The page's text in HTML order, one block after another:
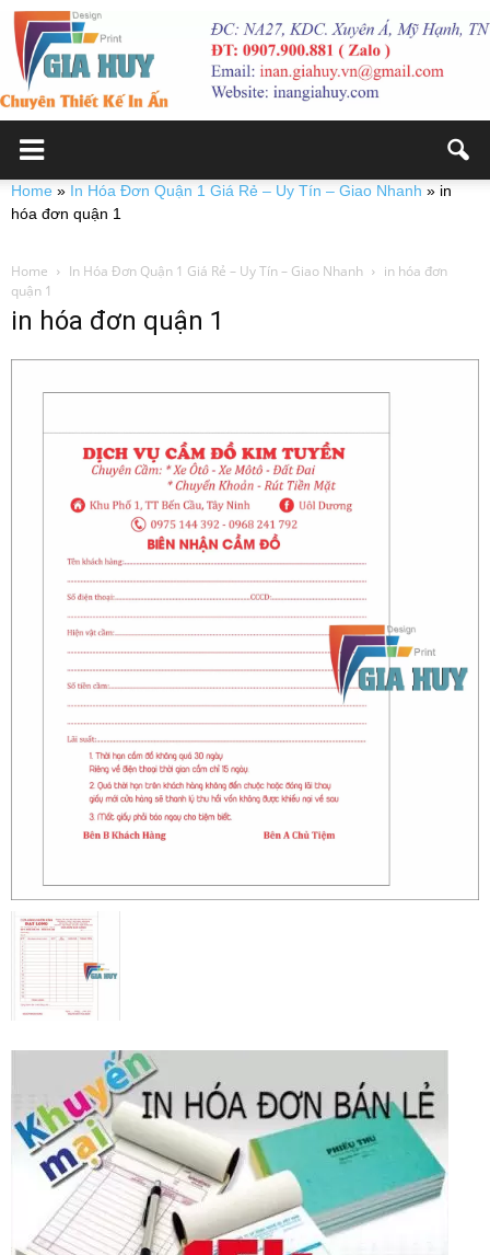
Home » In Hóa Đơn Quận 1 Giá Rẻ – Uy Tín – Giao Nhanh » in
hóa đơn quận 1
Home In Hóa Đơn Quận 1 Giá Rẻ – Uy Tín – Giao Nhanh
in hóa đơn
quận 1
in hóa đơn quận 1